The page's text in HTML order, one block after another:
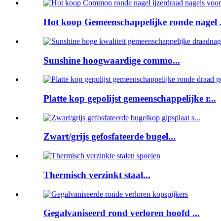
Hot koop Gemeenschappelijke ronde nagel
Sunshine hoogwaardige commo...
Platte kop gepolijst gemeenschappelijke r...
Zwart/grijs gefosfateerde bugel...
Thermisch verzinkt staal...
Gegalvaniseerd rond verloren hoofd ...